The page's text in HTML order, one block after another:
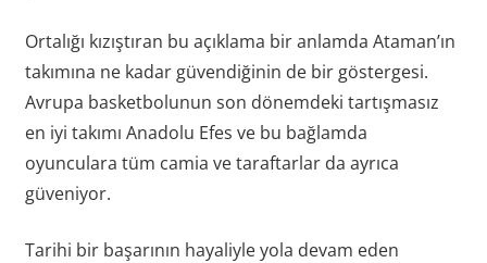
Ortalığı kızıştıran bu açıklama bir anlamda Ataman’ın
takımına ne kadar güvendiğinin de bir göstergesi.
Avrupa basketbolunun son dönemdeki tartışmasız
en iyi takımı Anadolu Efes ve bu bağlamda
oyunculara tüm camia ve taraftarlar da ayrıca
güveniyor.
Tarihi bir başarının hayaliyle yola devam eden